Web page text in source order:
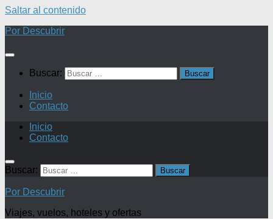
Saltar al contenido
Por Descubrir
Buscar:
Inicio
Contacto
Inicio
Contacto
Buscar:
Por Descubrir
Viajes, vuelos, hoteles y ofertas